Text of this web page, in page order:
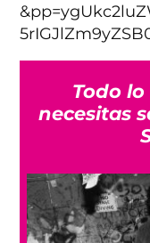
Todo
necesitas